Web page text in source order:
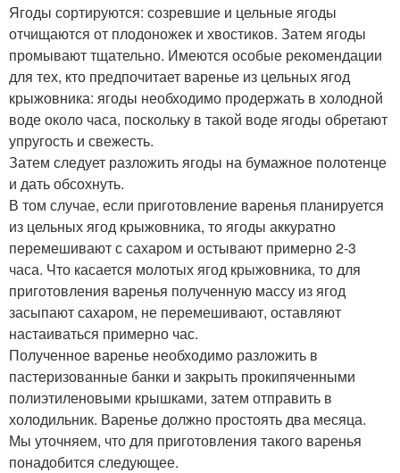
Ягоды сортируются: созревшие и цельные ягоды
отчищаются от плодоножек и хвостиков. Затем ягоды
промывают тщательно. Имеются особые рекомендации
для тех, кто предпочитает варенье из цельных ягод
крыжовника: ягоды необходимо продержать в холодной
воде около часа, поскольку в такой воде ягоды обретают
упругость и свежесть.
Затем следует разложить ягоды на бумажное полотенце
и дать обсохнуть.
В том случае, если приготовление варенья планируется
из цельных ягод крыжовника, то ягоды аккуратно
перемешивают с сахаром и остывают примерно 2-3
часа. Что касается молотых ягод крыжовника, то для
приготовления варенья полученную массу из ягод
засыпают сахаром, не перемешивают, оставляют
настаиваться примерно час.
Полученное варенье необходимо разложить в
пастеризованные банки и закрыть прокипяченными
полиэтиленовыми крышками, затем отправить в
холодильник. Варенье должно простоять два месяца.
Мы уточняем, что для приготовления такого варенья
понадобится следующее.